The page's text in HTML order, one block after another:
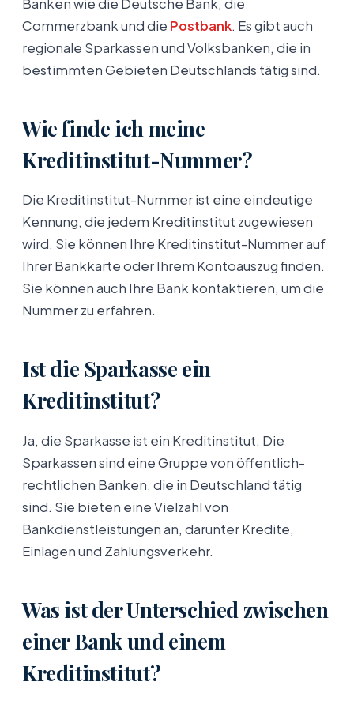
Banken wie die Deutsche Bank, die
Commerzbank und die Postbank. Es gibt auch
regionale Sparkassen und Volksbanken, die in
bestimmten Gebieten Deutschlands tätig sind.
Wie finde ich meine
Kreditinstitut-Nummer?
Die Kreditinstitut-Nummer ist eine eindeutige
Kennung, die jedem Kreditinstitut zugewiesen
wird. Sie können Ihre Kreditinstitut-Nummer auf
Ihrer Bankkarte oder Ihrem Kontoauszug finden.
Sie können auch Ihre Bank kontaktieren, um die
Nummer zu erfahren.
Ist die Sparkasse ein
Kreditinstitut?
Ja, die Sparkasse ist ein Kreditinstitut. Die
Sparkassen sind eine Gruppe von öffentlich-
rechtlichen Banken, die in Deutschland tätig
sind. Sie bieten eine Vielzahl von
Bankdienstleistungen an, darunter Kredite,
Einlagen und Zahlungsverkehr.
Was ist der Unterschied zwischen
einer Bank und einem
Kreditinstitut?